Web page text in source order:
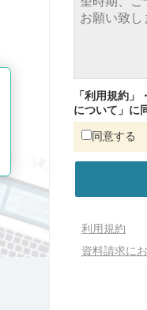
「利用規約
について」に
同意する
利用規約
資料請求に